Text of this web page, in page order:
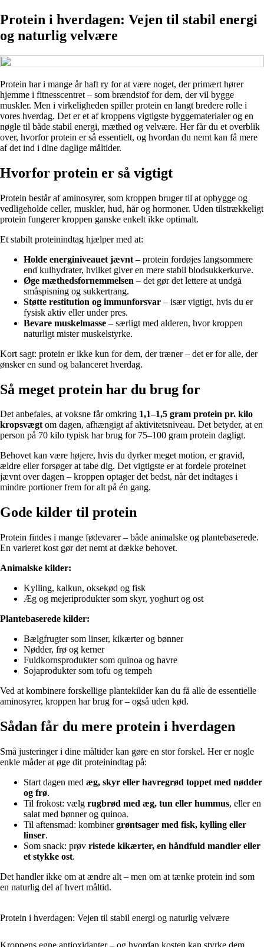
Protein i hverdagen: Vejen til stabil energi
og naturlig velvære
Protein har i mange år haft ry for at være noget, der primært hører
hjemme i fitnesscentret – som brændstof for dem, der vil bygge
muskler. Men i virkeligheden spiller protein en langt bredere rolle i
vores hverdag. Det er et af kroppens vigtigste byggematerialer og en
nøgle til både stabil energi, mæthed og velvære. Her får du et overblik
over, hvorfor protein er så essentielt, og hvordan du nemt kan få mere
af det ind i dine daglige måltider.
Hvorfor protein er så vigtigt
Protein består af aminosyrer, som kroppen bruger til at opbygge og
vedligeholde celler, muskler, hud, hår og hormoner. Uden tilstrækkeligt
protein fungerer kroppen ganske enkelt ikke optimalt.
Et stabilt proteinindtag hjælper med at:
Holde energiniveauet jævnt – protein fordøjes langsommere
end kulhydrater, hvilket giver en mere stabil blodsukkerkurve.
Øge mæthedsfornemmelsen – det gør det lettere at undgå
småspisning og sukkertrang.
Støtte restitution og immunforsvar – især vigtigt, hvis du er
fysisk aktiv eller under pres.
Bevare muskelmasse – særligt med alderen, hvor kroppen
naturligt mister muskelstyrke.
Kort sagt: protein er ikke kun for dem, der træner – det er for alle, der
ønsker en sund og balanceret hverdag.
Så meget protein har du brug for
Det anbefales, at voksne får omkring 1,1–1,5 gram protein pr. kilo
kropsvægtom dagen, afhængigt af aktivitetsniveau. Det betyder, at en
person på 70 kilo typisk har brug for 75–100 gram protein dagligt.
Behovet kan være højere, hvis du dyrker meget motion, er gravid,
ældre eller forsøger at tabe dig. Det vigtigste er at fordele proteinet
jævnt over dagen – kroppen optager det bedst, når det indtages i
mindre portioner frem for alt på én gang.
Gode kilder til protein
Protein findes i mange fødevarer – både animalske og plantebaserede.
En varieret kost gør det nemt at dække behovet.
Animalske kilder:
Kylling, kalkun, oksekød og fisk
Æg og mejeriprodukter som skyr, yoghurt og ost
Plantebaserede kilder:
Bælgfrugter som linser, kikærter og bønner
Nødder, frø og kerner
Fuldkornsprodukter som quinoa og havre
Sojaprodukter som tofu og tempeh
Ved at kombinere forskellige plantekilder kan du få alle de essentielle
aminosyrer, kroppen har brug for – også uden kød.
Sådan får du mere protein i hverdagen
Små justeringer i dine måltider kan gøre en stor forskel. Her er nogle
enkle måder at øge dit proteinindtag på:
Start dagen med æg, skyr eller havregrød toppet med nødder
og frø.
Til frokost: vælg rugbrød med æg, tun eller hummus, eller en
salat med bønner og quinoa.
Til aftensmad: kombinergrøntsager med fisk, kylling eller
linser.
Som snack: prøv ristede kikærter, en håndfuld mandler eller
et stykke ost.
Det handler ikke om at ændre alt – men om at tænke protein ind som
en naturlig del af hvert måltid.
Protein i hverdagen: Vejen til stabil energi og naturlig velvære
Kroppens egne antioxidanter – og hvordan kosten kan styrke dem